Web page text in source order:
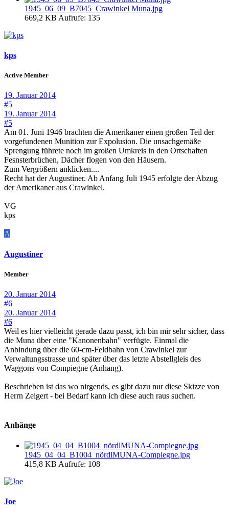
1945_06_09_B7045_Crawinkel Muna.jpg
669,2 KB Aufrufe: 135
kps
Active Member
19. Januar 2014
#5
19. Januar 2014
#5
Am 01. Juni 1946 brachten die Amerikaner einen großen Teil der
vorgefundenen Munition zur Expolusion. Die unsachgemäße
Sprengung führete noch im großen Umkreis in den Ortschaften
Fesnsterbrüchen, Dächer flogen von den Häusern.
Zum Vergrößern anklicken....
Recht hat der Augustiner. Ab Anfang Juli 1945 erfolgte der Abzug
der Amerikaner aus Crawinkel.
VG
kps
A
Augustiner
Member
20. Januar 2014
#6
20. Januar 2014
#6
Weil es hier vielleicht gerade dazu passt, ich bin mir sehr sicher, dass
die Muna über eine "Kanonenbahn" verfügte. Einmal die
Anbindung über die 60-cm-Feldbahn von Crawinkel zur
Verwaltungsstrasse und später über das letzte Abstellgleis des
Waggons von Compiegne (Anhang).
Beschrieben ist das wo nirgends, es gibt dazu nur diese Skizze von
Herrn Zeigert - bei Bedarf kann ich diese auch raus suchen.
Anhänge
1945_04_04_B1004_nördlMUNA-Compiegne.jpg
415,8 KB Aufrufe: 108
Joe